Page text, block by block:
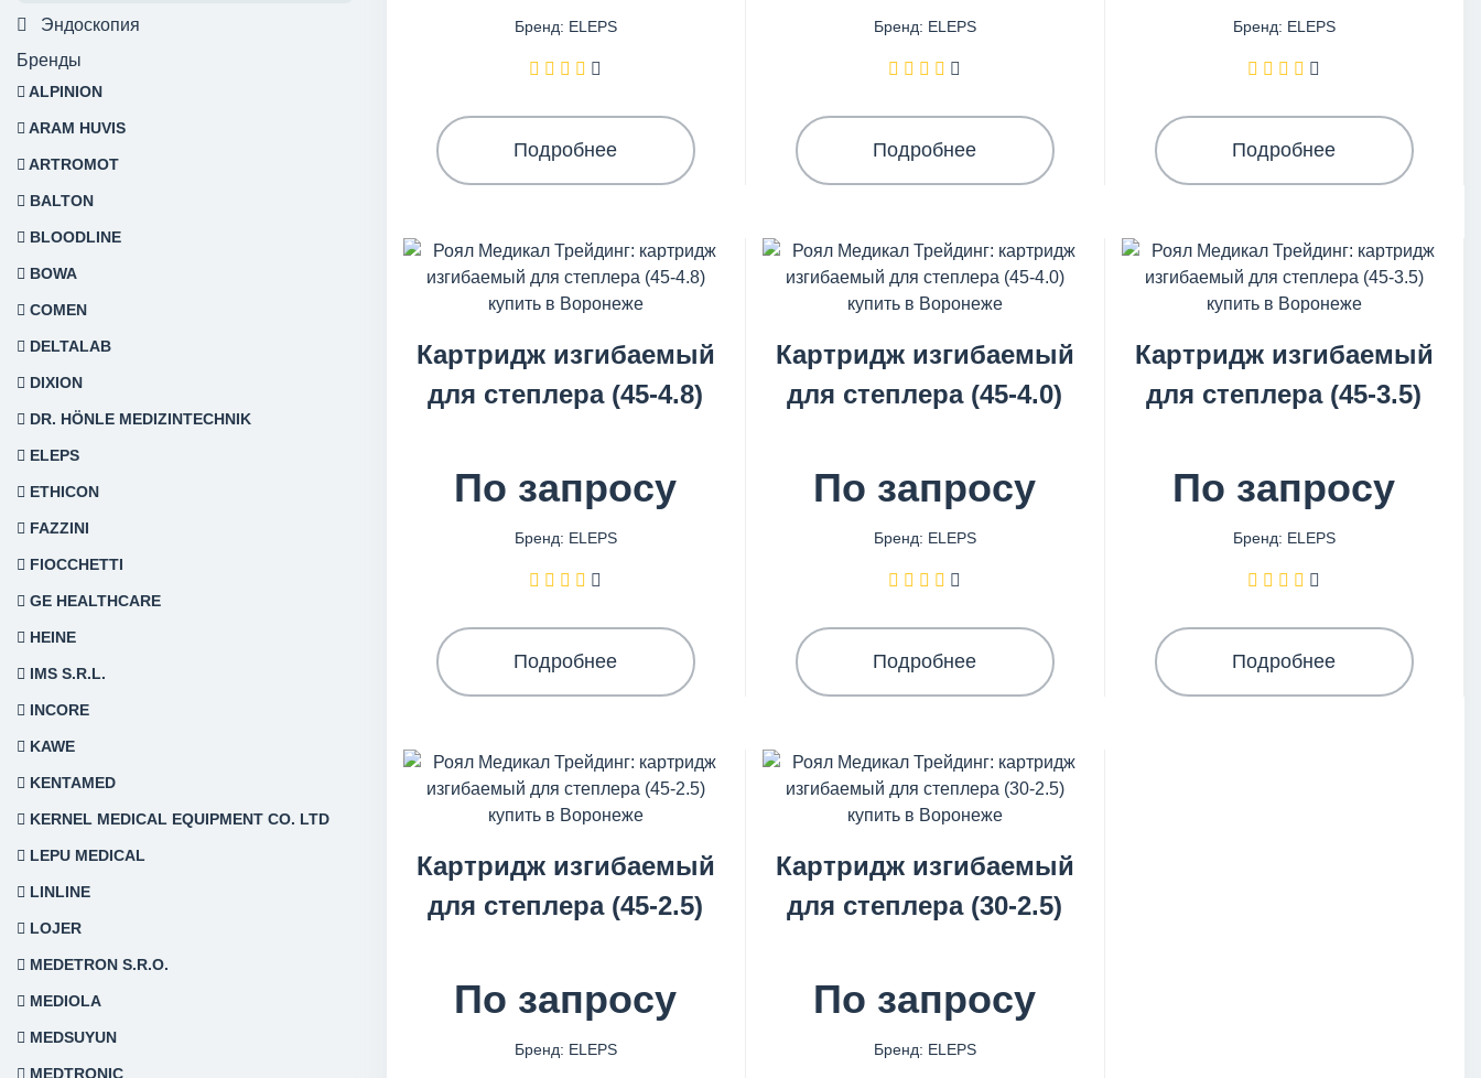
Эндоскопия
Бренды
ALPINION
ARAM HUVIS
ARTROMOT
BALTON
BLOODLINE
BOWA
COMEN
DELTALAB
DIXION
DR. HÖNLE MEDIZINTECHNIK
ELEPS
ETHICON
FAZZINI
FIOCCHETTI
GE HEALTHCARE
HEINE
IMS S.R.L.
INCORE
KAWE
KENTAMED
KERNEL MEDICAL EQUIPMENT CO. LTD
LEPU MEDICAL
LINLINE
LOJER
MEDETRON S.R.O.
MEDIOLA
MEDSUYUN
MEDTRONIC
Бренд: ELEPS
Подробнее
Бренд: ELEPS
Подробнее
Бренд: ELEPS
Подробнее
Картридж изгибаемый
для степлера (45-4.8)
По запросу
Бренд: ELEPS
Подробнее
Картридж изгибаемый
для степлера (45-4.0)
По запросу
Бренд: ELEPS
Подробнее
Картридж изгибаемый
для степлера (45-3.5)
По запросу
Бренд: ELEPS
Подробнее
Картридж изгибаемый
для степлера (45-2.5)
По запросу
Бренд: ELEPS
Картридж изгибаемый
для степлера (30-2.5)
По запросу
Бренд: ELEPS